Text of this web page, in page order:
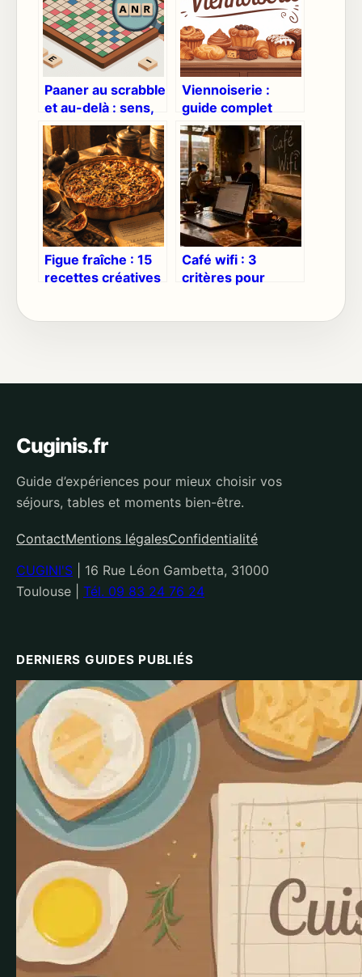
Paaner au scrabble
et au-delà : sens,
usages et astuces
gagnantes
Viennoiserie :
guide complet
pour comprendre,
choisir et savourer
Figue fraîche : 15
recettes créatives
Café wifi : 3
critères pour
Cuginis.fr
Guide d’expériences pour mieux choisir vos
séjours, tables et moments bien-être.
ContactMentions légalesConfidentialité
CUGINI'S
16 Rue Léon Gambetta, 31000
Toulouse
Tél. 09 83 24 76 24
DERNIERS GUIDES PUBLIÉS